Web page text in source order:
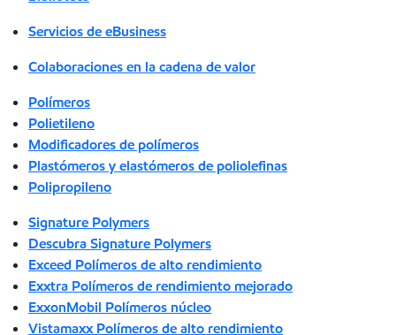
Servicios de eBusiness
Colaboraciones en la cadena de valor
Polímeros
Polietileno
Modificadores de polímeros
Plastómeros y elastómeros de poliolefinas
Polipropileno
Signature Polymers
Descubra Signature Polymers
Exceed Polímeros de alto rendimiento
Exxtra Polímeros de rendimiento mejorado
ExxonMobil Polímeros núcleo
Vistamaxx Polímeros de alto rendimiento